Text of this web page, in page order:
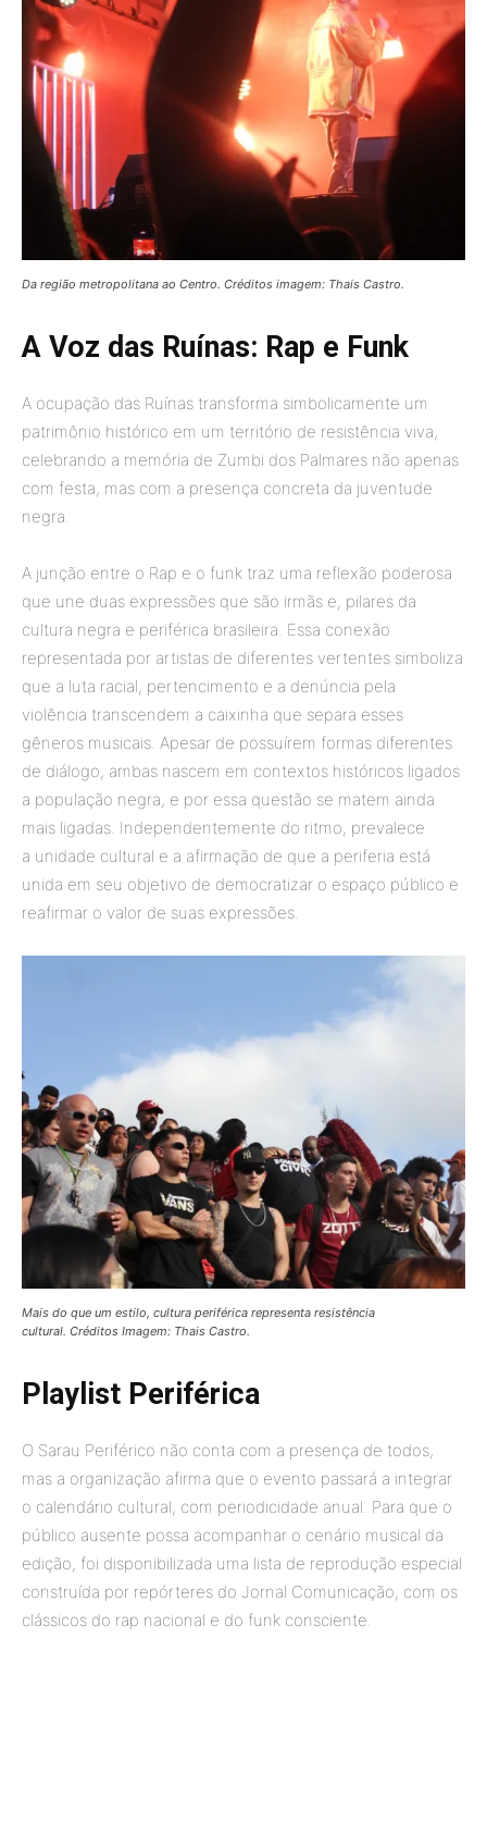
Da região metropolitana ao Centro. Créditos imagem: Thais Castro.
A Voz das Ruínas: Rap e Funk
A ocupação das Ruínas transforma simbolicamente um
patrimônio histórico em um território de resistência viva,
celebrando a memória de Zumbi dos Palmares não apenas
com festa, mas com a presença concreta da juventude
negra.
A junção entre o Rap e o funk traz uma reflexão poderosa
que une duas expressões que são irmãs e, pilares da
cultura negra e periférica brasileira. Essa conexão
representada por artistas de diferentes vertentes simboliza
que a luta racial, pertencimento e a denúncia pela
violência transcendem a caixinha que separa esses
gêneros musicais. Apesar de possuírem formas diferentes
de diálogo, ambas nascem em contextos históricos ligados
a população negra, e por essa questão se matem ainda
mais ligadas. Independentemente do ritmo, prevalece
a unidade cultural e a afirmação de que a periferia está
unida em seu objetivo de democratizar o espaço público e
reafirmar o valor de suas expressões.
Mais do que um estilo, cultura periférica representa resistência
cultural. Créditos Imagem: Thais Castro.
Playlist Periférica
O Sarau Periférico não conta com a presença de todos,
mas a organização afirma que o evento passará a integrar
o calendário cultural, com periodicidade anual. Para que o
público ausente possa acompanhar o cenário musical da
edição, foi disponibilizada uma lista de reprodução especial
construída por repórteres do Jornal Comunicação, com os
clássicos do rap nacional e do funk consciente.